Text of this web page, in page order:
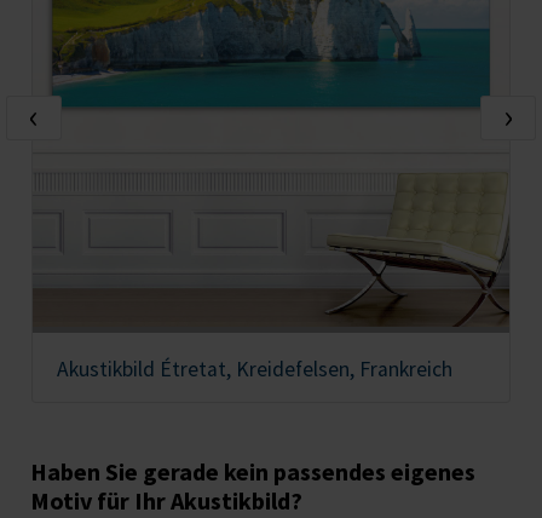
Akustikbild Étretat, Kreidefelsen, Frankreich
‹ ›
Haben Sie gerade kein passendes eigenes
Motiv für Ihr Akustikbild?